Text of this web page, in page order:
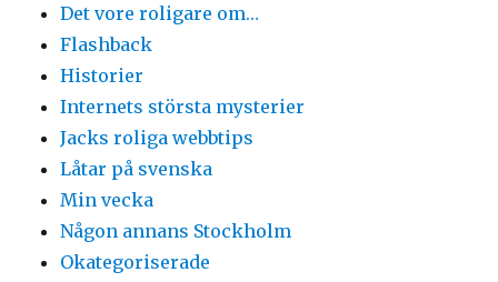
Det vore roligare om…
Flashback
Historier
Internets största mysterier
Jacks roliga webbtips
Låtar på svenska
Min vecka
Någon annans Stockholm
Okategoriserade